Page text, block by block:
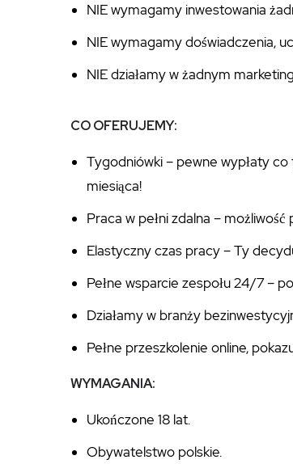
NIE wymagamy inwestowania
NIE wymagamy doświadczenia,
NIE działamy w żadnym
CO OFERUJEMY:
Tygodniówki – pewne wypłaty
miesiąca!
Praca w pełni zdalna –
Elastyczny czas pracy – Ty
Pełne wsparcie zespołu 24/7 –
Działamy w branży
Pełne przeszkolenie online,
WYMAGANIA:
Ukończone 18 lat.
Obywatelstwo polskie.